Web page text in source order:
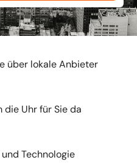
über lokale Anbieter
die Uhr für Sie da
Technologie